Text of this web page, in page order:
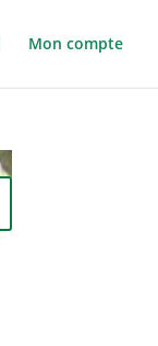
Mon compte